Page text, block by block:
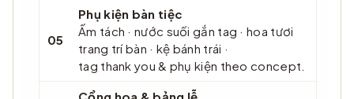
05
Phụ kiện bàn tiệc
Ấm tách · nước suối gắn tag · hoa tươi
trang trí bàn · kệ bánh trái ·
tag thank you & phụ kiện theo concept.